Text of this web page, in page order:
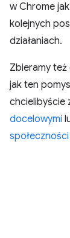
w Chrome
kolejnych
działaniach.
Zbieramy
jak ten
chcielibyście
docelowymi